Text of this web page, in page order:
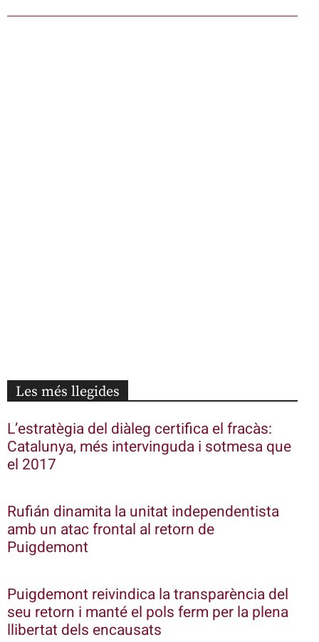
Les més llegides
L’estratègia del diàleg certifica el fracàs:
Catalunya, més intervinguda i sotmesa que
el 2017
Rufián dinamita la unitat independentista
amb un atac frontal al retorn de
Puigdemont
Puigdemont reivindica la transparència del
seu retorn i manté el pols ferm per la plena
llibertat dels encausats